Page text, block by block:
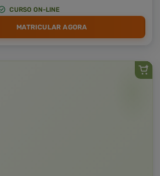
CURSO ON-LINE
MATRICULAR AGORA